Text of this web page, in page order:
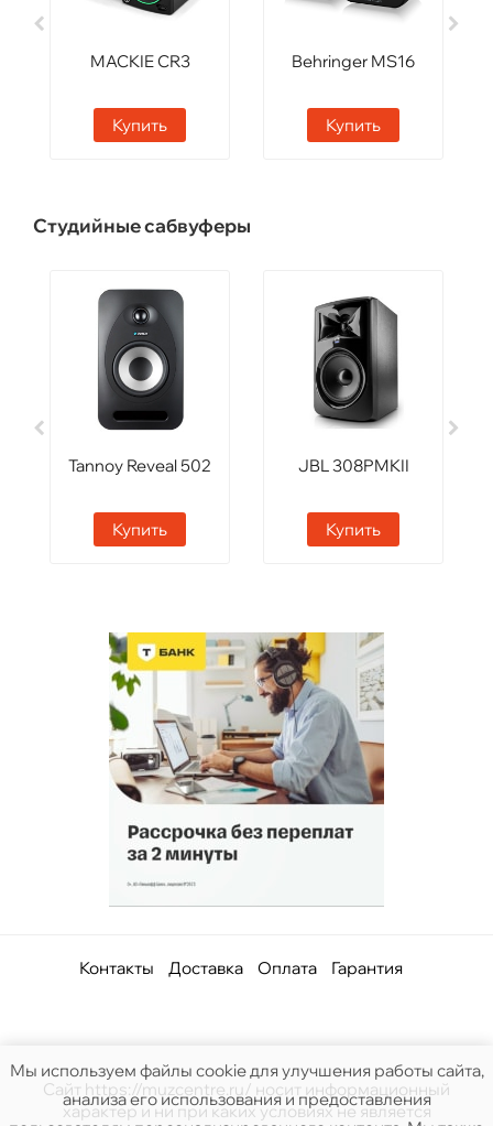
MACKIE CR3
Купить
Behringer MS16
Купить
Студийные сабвуферы
Tannoy Reveal 502
Купить
JBL 308PMKII
Купить
Контакты Доставка Оплата Гарантия
Сайт https://muzcentre.ru/ носит информационный
характер и ни при каких условиях не является
Мы используем файлы cookie для улучшения работы сайта,
анализа его использования и предоставления